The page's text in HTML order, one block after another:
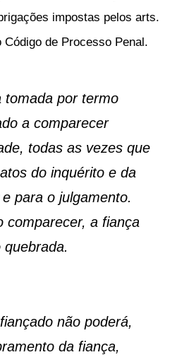
impostas pelos arts.
de Processo Penal.
por termo
a comparecer
todas as vezes que
do inquérito e da
para o julgamento.
comparecer, a fiança
não poderá,
da fiança,